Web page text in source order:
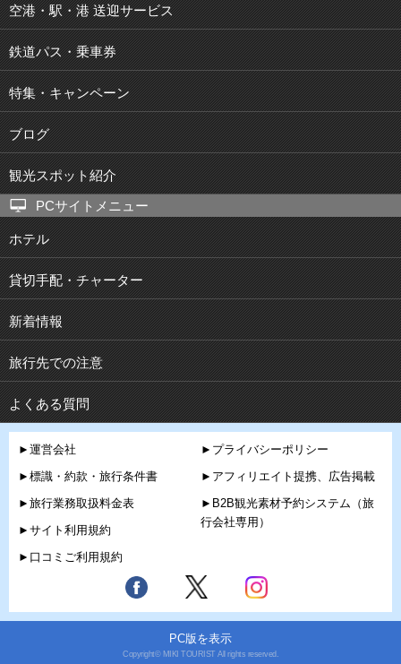
空港・駅・港 送迎サービス
鉄道パス・乗車券
特集・キャンペーン
ブログ
観光スポット紹介
PCサイトメニュー
ホテル
貸切手配・チャーター
新着情報
旅行先での注意
よくある質問
►運営会社
►標識・約款・旅行条件書
►旅行業務取扱料金表
►サイト利用規約
►口コミご利用規約
►プライバシーポリシー
►アフィリエイト提携、広告掲載
►B2B観光素材予約システム（旅
行会社専用）
PC版を表示
Copyright© MIKI TOURIST All rights reserved.